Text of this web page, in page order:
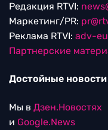
Редакция RTVI:
Маркетинг/PR:
Реклама RTVI: adv-
Партнерские
Достойные новости
Мы в Дзен.Новостях
и Google.News